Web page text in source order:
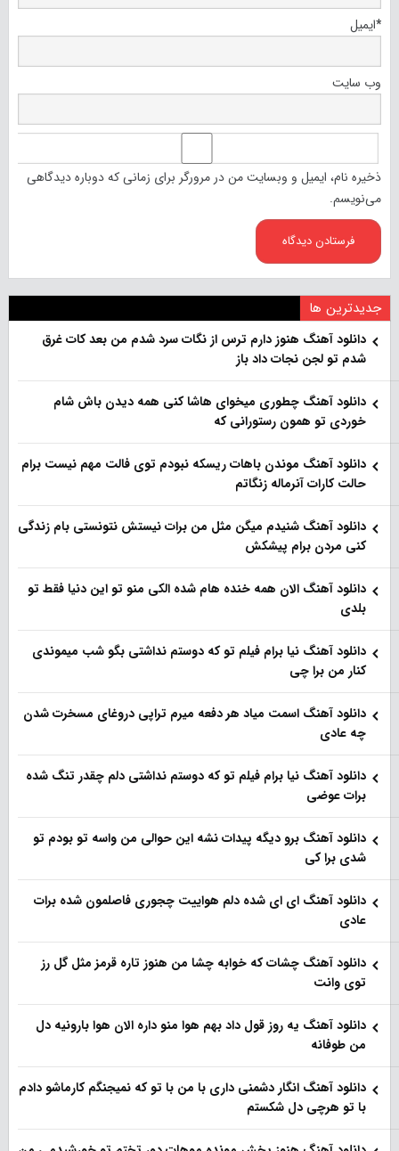
ایمیل*
وب‌ سایت
ذخیره نام، ایمیل و وبسایت من در مرورگر برای زمانی که دوباره دیدگاهی
می‌نویسم.
جدیدترین ها
دانلود آهنگ هنو‌ز دارم ترس از نگات سرد شدم من بعد کات غرق
شدم تو لجن نجات داد باز
دانلود آهنگ چطوری میخوای هاشا کنی همه دیدن باش شام
خوردی تو همون رستورانی که
دانلود آهنگ موندن باهات ریسکه نبودم توی فالت مهم نیست برام
حالت کارات آنرماله زنگاتم
دانلود آهنگ شنیدم میگن مثل من برات نیستش نتونستی بام زندگی
کنی مردن برام پیشکش
دانلود آهنگ الان همه خنده هام شده الکی منو تو این دنیا فقط تو
بلدی
دانلود آهنگ نیا برام فیلم تو‌ که دوستم نداشتی بگو شب میموندی
کنار من برا چی
دانلود آهنگ اسمت میاد هر دفعه میرم تراپی دروغای مسخرت شدن
چه عادی
دانلود آهنگ نیا برام فیلم تو‌ که دوستم نداشتی دلم چقدر تنگ شده
برات عوضی
دانلود آهنگ برو دیگه پیدات نشه این حوالی من واسه تو‌ بودم تو
شدی برا کی
دانلود آهنگ ای ای شده دلم هواییت چجوری فاصلمون شده برات
عادی
دانلود آهنگ چشات که خوابه چشا من هنوز تاره قرمز مثل گل رز
توی وانت
دانلود آهنگ یه روز قول داد بهم هوا منو داره الان هوا بارونیه دل
من طوفانه
دانلود آهنگ انگار دشمنی داری با من با تو که نمیجنگم کارماشو دادم
با تو هرچی دل شکستم